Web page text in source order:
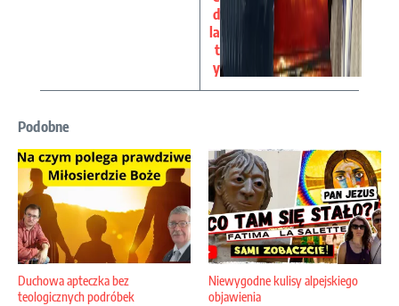
d
la
t
y
Podobne
Duchowa apteczka bez
teologicznych podróbek
Niewygodne kulisy alpejskiego
objawienia